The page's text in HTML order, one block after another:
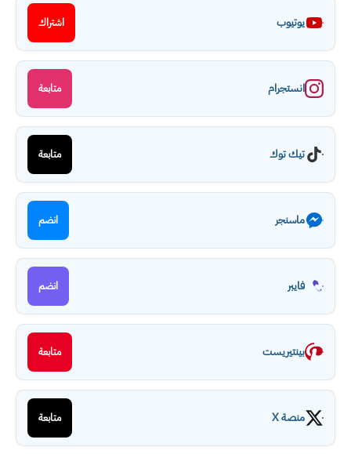
يوتيوب اشتراك
انستجرام متابعة
تيك توك متابعة
ماسنجر انضم
فايبر انضم
بينتيريست متابعة
منصة X متابعة